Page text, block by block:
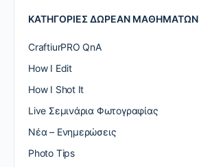
ΚΑΤΗΓΟΡΙΕΣ ΔΩΡΕΑΝ ΜΑΘΗΜΑΤΩΝ
CraftiurPRO QnA
How I Edit
How I Shot It
Live Σεμινάρια Φωτογραφίας
Nέα – Ενημερώσεις
Photo Tips